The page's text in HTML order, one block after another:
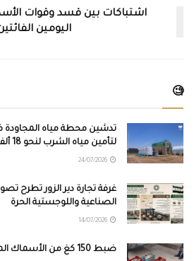
اشتباكات بين قسد وقوات الأسد
اليومين
🧐
تدشين محطة مياه المجاودة
لتأمين مياه الشرب لنحو 18 ألف نسمة
غرفة تجارة دير الزور تطرح
الصناعية واللوجستية الحرة
ضبط 150 كغ من الأسماك المخالفة في البوكمال بدير الزور